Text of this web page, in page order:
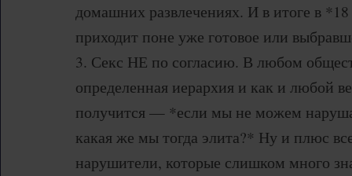
домашних развлечениях. И в итоге в
приходит поне уже готовое или
3. Секс НЕ по согласию. В любом
определенная иерархия и как и любой
получится — *если мы не можем
какая же мы тогда элита?* Ну и плюс
нарушители, которые слишком много